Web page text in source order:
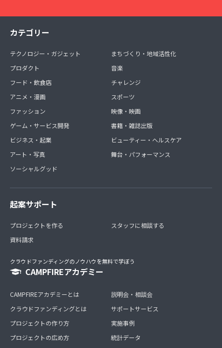
カテゴリー
テクノロジー・ガジェット
プロダクト
フード・飲食店
アニメ・漫画
ファッション
ゲーム・サービス開発
ビジネス・起業
アート・写真
ソーシャルグッド
まちづくり・地域活性化
音楽
チャレンジ
スポーツ
映像・映画
書籍・雑誌出版
ビューティー・ヘルスケア
舞台・パフォーマンス
起案サポート
プロジェクトを作る
資料請求
スタッフに相談する
クラウドファンディングのノウハウを無料で学ぼう
CAMPFIREアカデミー
CAMPFIREアカデミーとは
クラウドファンディングとは
プロジェクトの作り方
プロジェクトの広め方
説明会・相談会
サポートサービス
実施事例
統計データ